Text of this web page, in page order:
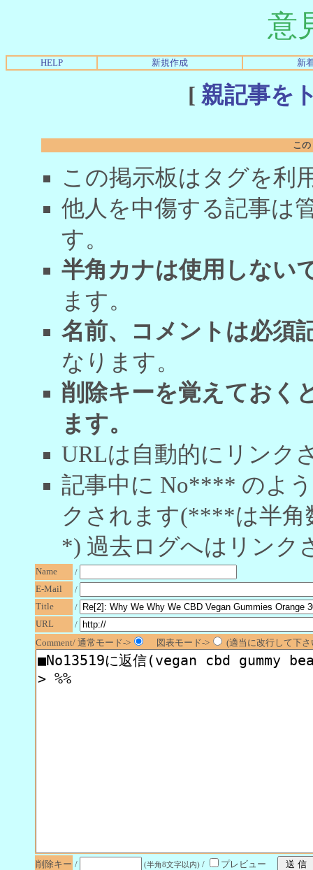
意
HELP 新規作成 新
[ 親記事を
こ
この掲示板はタグを利
他人を中傷する記事は
す。
半角カナは使用しない
ます。
名前、コメントは必須
なります。
削除キーを覚えておく
ます。
URLは自動的にリンク
記事中に No**** のよ
クされます(****は半角
*) 過去ログへはリンク
Name
/
E-Mail
/
Title
/
URL
/
Comment/ 通常モード->
図表モード-> (適当に改行して下
削除キー / (半角8文字以内) / プレビュー